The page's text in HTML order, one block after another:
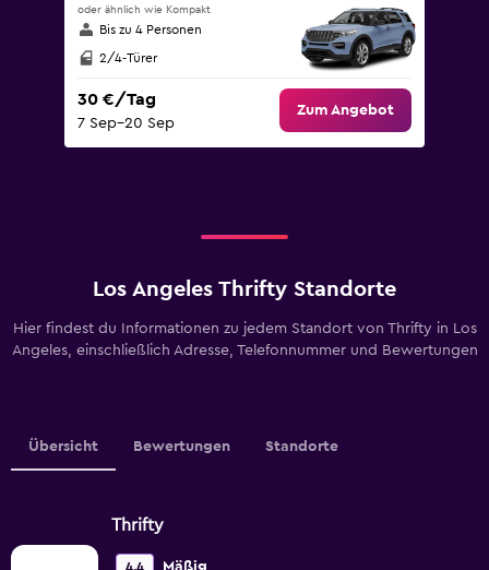
oder ähnlich wie Kompakt
Bis zu 4 Personen
2/4-Türer
30 €/Tag
7 Sep–20 Sep
Zum Angebot
Los Angeles Thrifty Standorte
Hier findest du Informationen zu jedem Standort von Thrifty in Los
Angeles, einschließlich Adresse, Telefonnummer und Bewertungen
Übersicht Bewertungen Standorte
Thrifty
4,4 Mäßig